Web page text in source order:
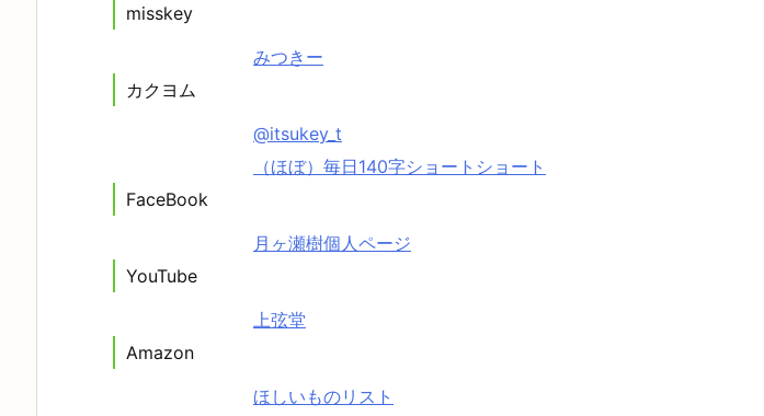
misskey
みつきー
カクヨム
@itsukey_t
（ほぼ）毎日140字ショートショート
FaceBook
月ヶ瀬樹個人ページ
YouTube
上弦堂
Amazon
ほしいものリスト